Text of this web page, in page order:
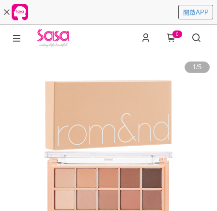
開啟APP
0
1/5